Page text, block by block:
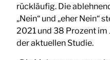
rückläufig. Die
„Nein“ und „eher Nein“
2021 und 38 Prozent
der aktuellen Studie.